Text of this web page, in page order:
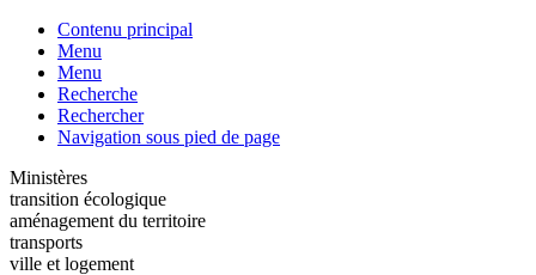
Contenu principal
Menu
Menu
Recherche
Rechercher
Navigation sous pied de page
Ministères
transition écologique
aménagement du territoire
transports
ville et logement